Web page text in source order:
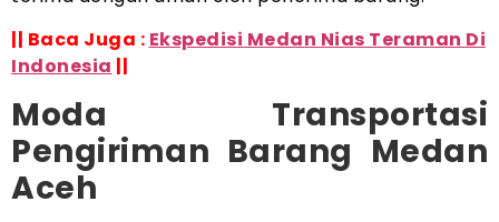
|| Baca Juga : Ekspedisi Medan Nias Teraman Di
Indonesia ||
Moda Transportasi
Pengiriman Barang Medan
Aceh